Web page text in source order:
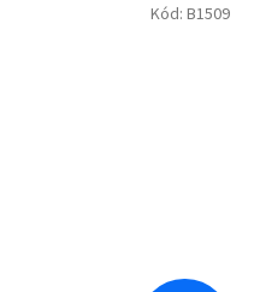
Kód: B1509